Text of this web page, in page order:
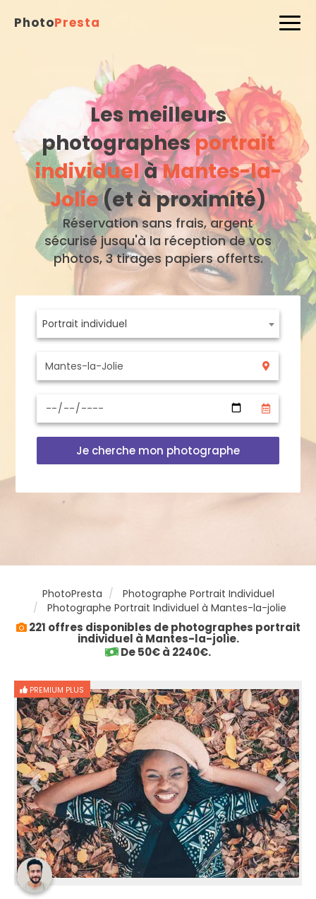
PhotoPresta
Les meilleurs
photographesportrait
individuelàMantes-la-
Jolie(et à proximité)
Réservation sans frais, argent
sécurisé jusqu'à la réception de vos
photos, 3 tirages papiers offerts.
Portrait individuel
Je cherche mon photographe
PhotoPresta
Photographe Portrait Individuel
Photographe Portrait Individuel à Mantes-la-jolie
221 offres disponibles de photographes portrait
individuel à Mantes-la-jolie.
De 50€ à 2240€.
PREMIUM PLUS